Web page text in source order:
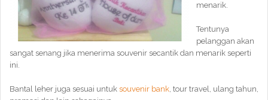
menarik.
Tentunya
pelanggan akan
sangat senang jika menerima souvenir secantik dan menarik seperti
ini.
Bantal leher juga sesuai untuk souvenir bank, tour travel, ulang tahun,